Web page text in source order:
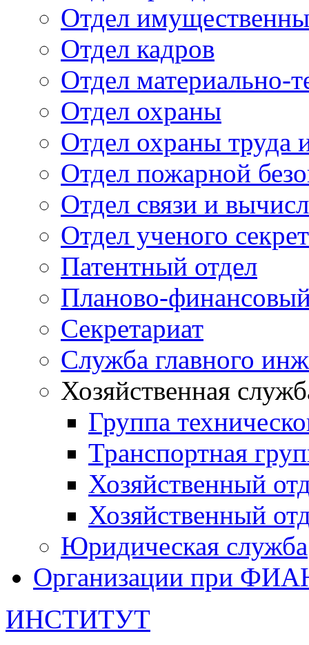
Отдел
Отдел кадров
Отдел материально-
Отдел охраны
Отдел охраны труда
Отдел пожарной
Отдел связи и
Отдел ученого
Патентный отдел
Планово-
Секретариат
Служба главного
Хозяйственная
Группа
Транспортная
Хозяйственный
Хозяйственный
Юридическая служба
Организации при
ИНСТИТУТ